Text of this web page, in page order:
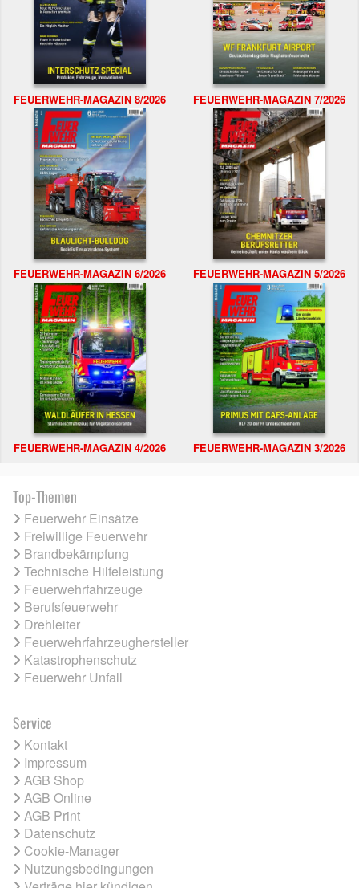
FEUERWEHR-MAGAZIN 8/2026 FEUERWEHR-MAGAZIN 7/2026
FEUERWEHR-MAGAZIN 6/2026 FEUERWEHR-MAGAZIN 5/2026
FEUERWEHR-MAGAZIN 4/2026 FEUERWEHR-MAGAZIN 3/2026
Top-Themen
Feuerwehr Einsätze
Freiwillige Feuerwehr
Brandbekämpfung
Technische Hilfeleistung
Feuerwehrfahrzeuge
Berufsfeuerwehr
Drehleiter
Feuerwehrfahrzeughersteller
Katastrophenschutz
Feuerwehr Unfall
Service
Kontakt
Impressum
AGB Shop
AGB Online
AGB Print
Datenschutz
Cookie-Manager
Nutzungsbedingungen